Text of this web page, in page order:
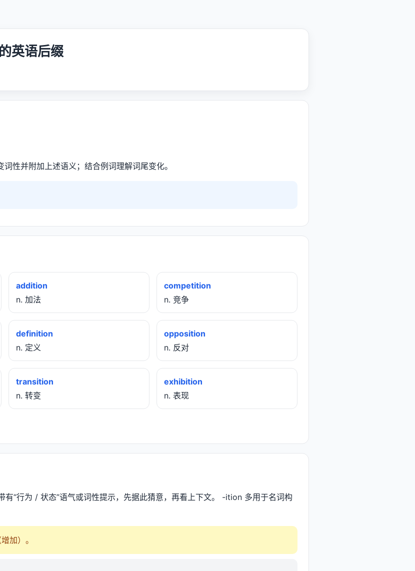
英语后缀
性并附加上述语义；结合例词理解词尾变化。
addition
n. 加法
competition
n. 竞争
definition
n. 定义
opposition
n. 反对
transition
n. 转变
exhibition
n. 表现
“行为 / 状态”语气或词性提示，先据此猜意，再看上下文。 -ition 多用于名词构
加）。